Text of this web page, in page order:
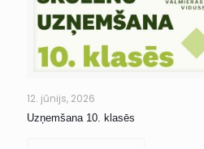
12. jūnijs, 2026
Uzņemšana 10. klasēs